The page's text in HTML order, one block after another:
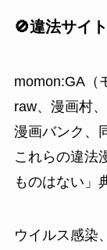
🚫違法サイ
momon:GA（
raw、漫画村
漫画バンク、
これらの違法
ものはない」
ウイルス感染